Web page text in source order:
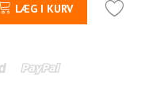
LÆG I KURV